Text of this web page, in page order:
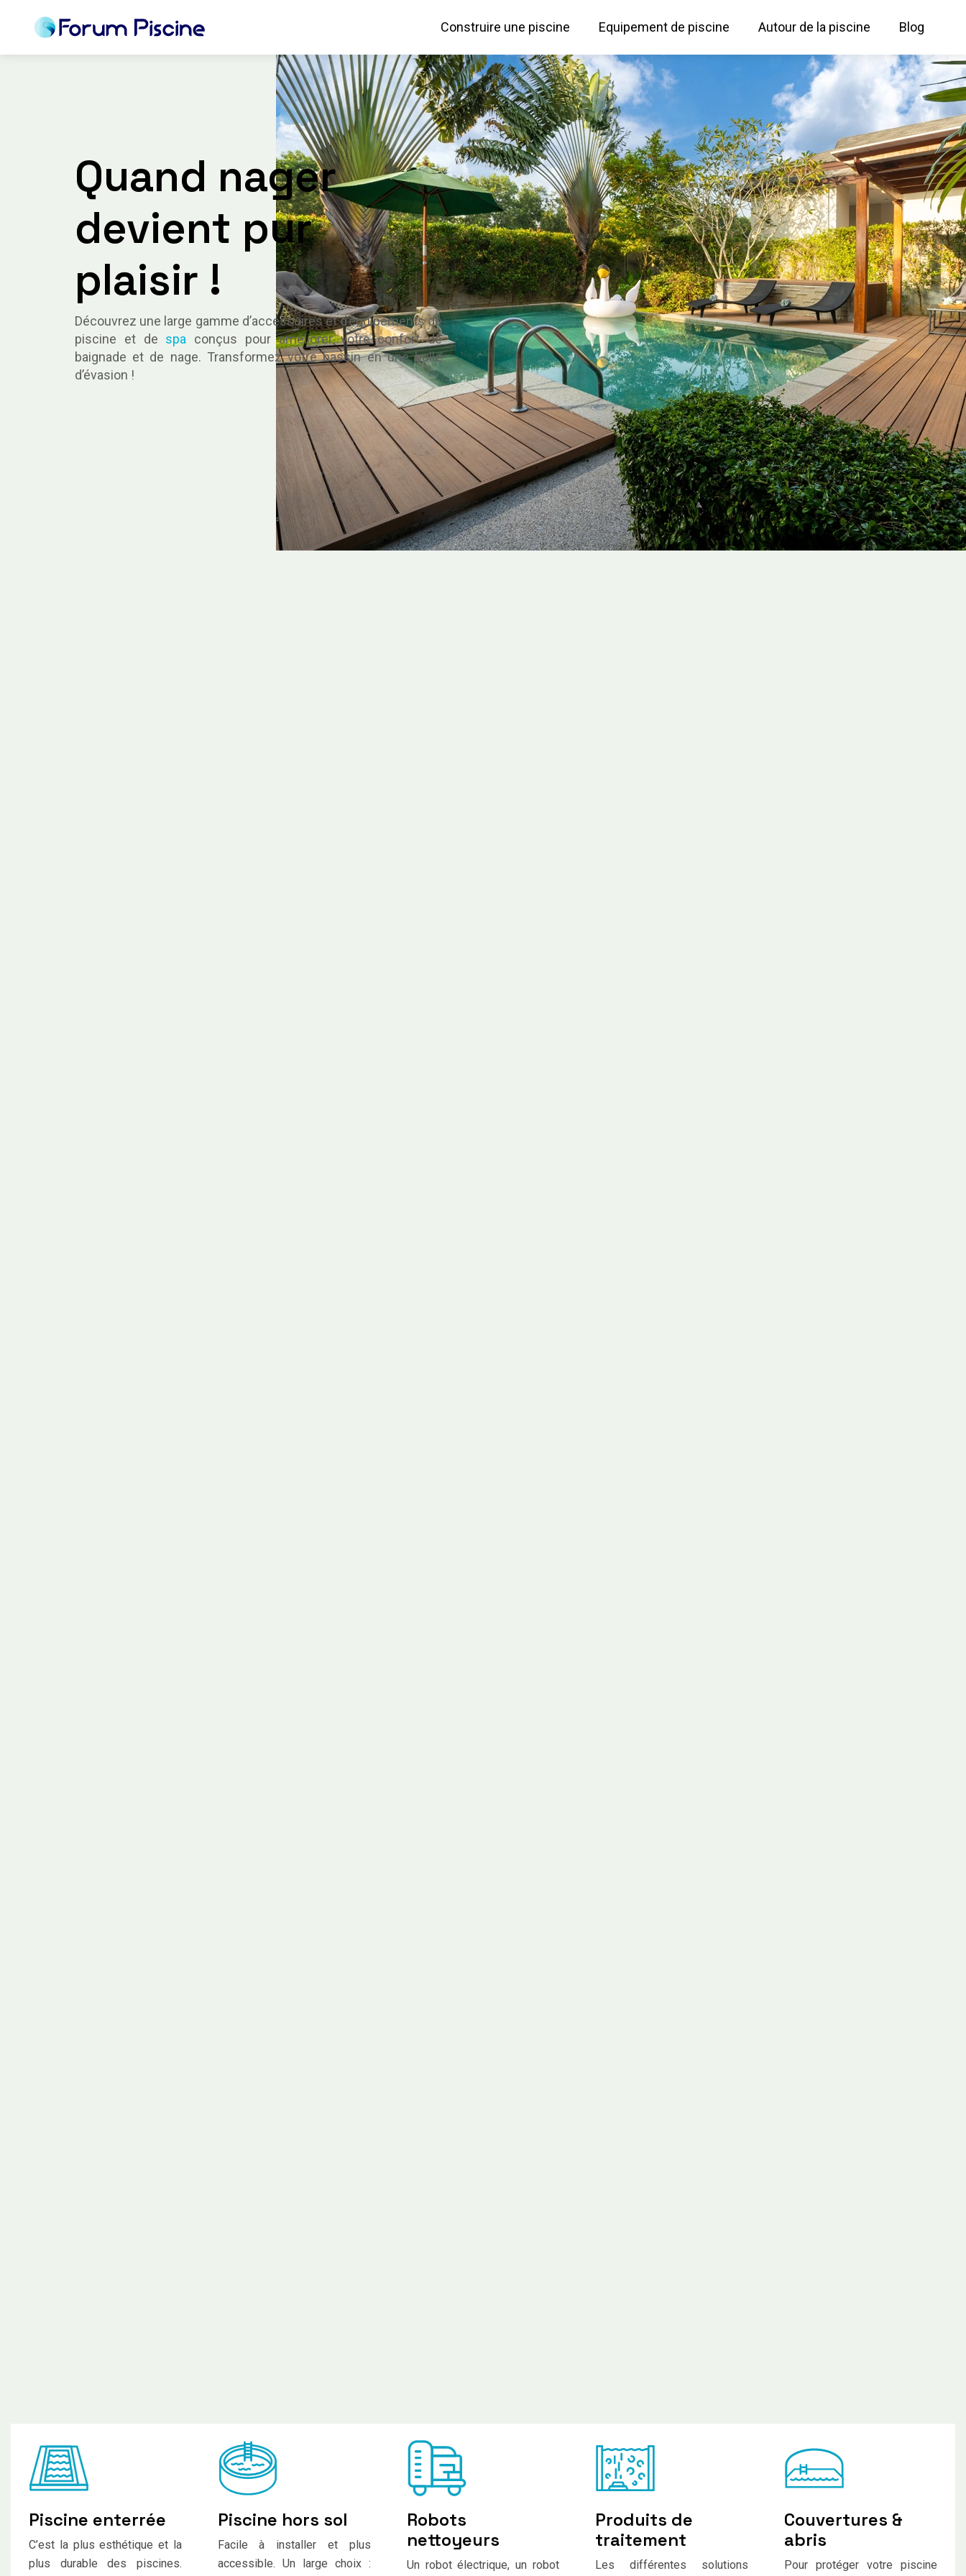
Construire une piscine Equipement de piscine Autour de la piscine Blog
Quand nager
devient pur
plaisir !
Découvrez une large gamme d’accessoires et d’équipements de
piscine et de spa conçus pour améliorer votre confort de
baignade et de nage. Transformez votre bassin en une bulle
d’évasion !
Piscine enterrée
C’est la plus esthétique et la
plus durable des piscines.
Piscine hors sol
Facile à installer et plus
accessible. Un large choix :
Robots
nettoyeurs
Un robot électrique, un robot
Produits de
traitement
Les différentes solutions
Couvertures &
abris
Pour protéger votre piscine